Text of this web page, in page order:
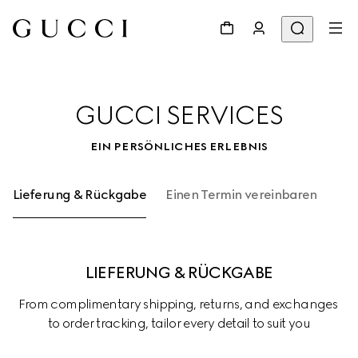
GUCCI SERVICES
EIN PERSÖNLICHES ERLEBNIS
Lieferung & Rückgabe Einen Termin vereinbaren
LIEFERUNG & RÜCKGABE
From complimentary shipping, returns, and exchanges
to order tracking, tailor every detail to suit you